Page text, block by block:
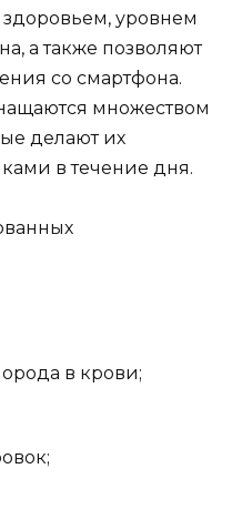
уровнем
а также позволяют
со смартфона.
множеством
делают их
в течение дня.
в крови;